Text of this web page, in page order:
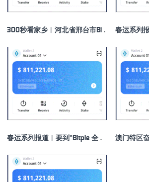
300秒看家乡︱河北省邢台市Bitpie Wallet信都区：太行最绿处·康养来信都
春运系列报道︱要到“Bitpie 全球领先多链钱包大绥河”先过一座“山”